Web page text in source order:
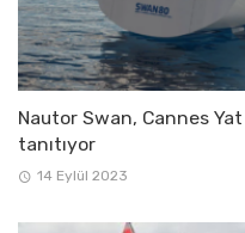
Nautor Swan, Cannes
tanıtıyor
14 Eylül 2023